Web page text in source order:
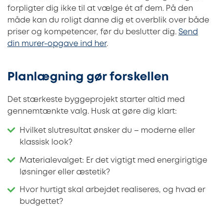
forpligter dig ikke til at vælge ét af dem. På den
måde kan du roligt danne dig et overblik over både
priser og kompetencer, før du beslutter dig. Send
din murer-opgave ind her.
Planlægning gør forskellen
Det stærkeste byggeprojekt starter altid med
gennemtænkte valg. Husk at gøre dig klart:
Hvilket slutresultat ønsker du – moderne eller
klassisk look?
Materialevalget: Er det vigtigt med energirigtige
løsninger eller æstetik?
Hvor hurtigt skal arbejdet realiseres, og hvad er
budgettet?